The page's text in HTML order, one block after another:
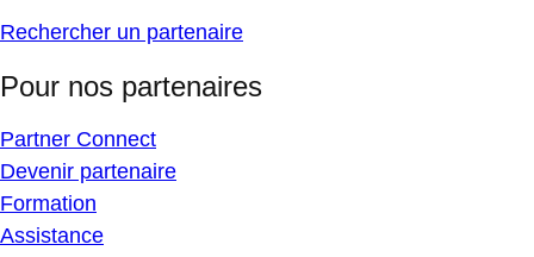
Rechercher un partenaire
Pour nos partenaires
Partner Connect
Devenir partenaire
Formation
Assistance